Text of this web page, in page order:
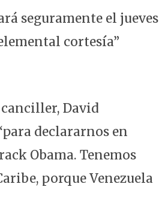
seguramente el jueves
cortesía”
David
declararnos en
Obama. Tenemos
porque Venezuela